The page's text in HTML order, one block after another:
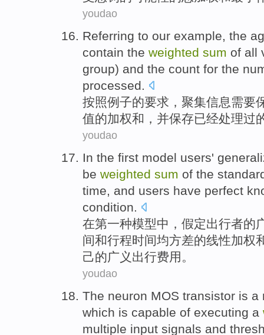
youdao
Referring to our example, the
contain the weighted sum of all
group) and the count for the
processed.
按照例子的要求， 聚集信息需要
值的加权和，并保存已经处理过
youdao
In the first model users'
be weighted sum of the
time, and users have perfect
condition.
在第一种模型中， 假定出行者的
间和行程时间均方差的线性加权
己的广义出行费用。
youdao
The neuron MOS transistor is a
which is capable of executing a
multiple input signals and